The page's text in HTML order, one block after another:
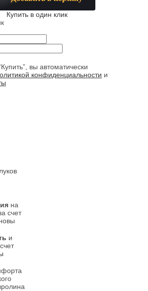
Купить в один клик
вы автоматически
конфиденциальности и
на
счет
и